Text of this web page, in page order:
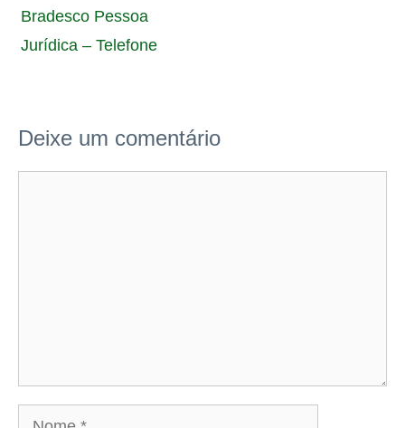
Bradesco Pessoa
Jurídica – Telefone
Deixe um comentário
Nome